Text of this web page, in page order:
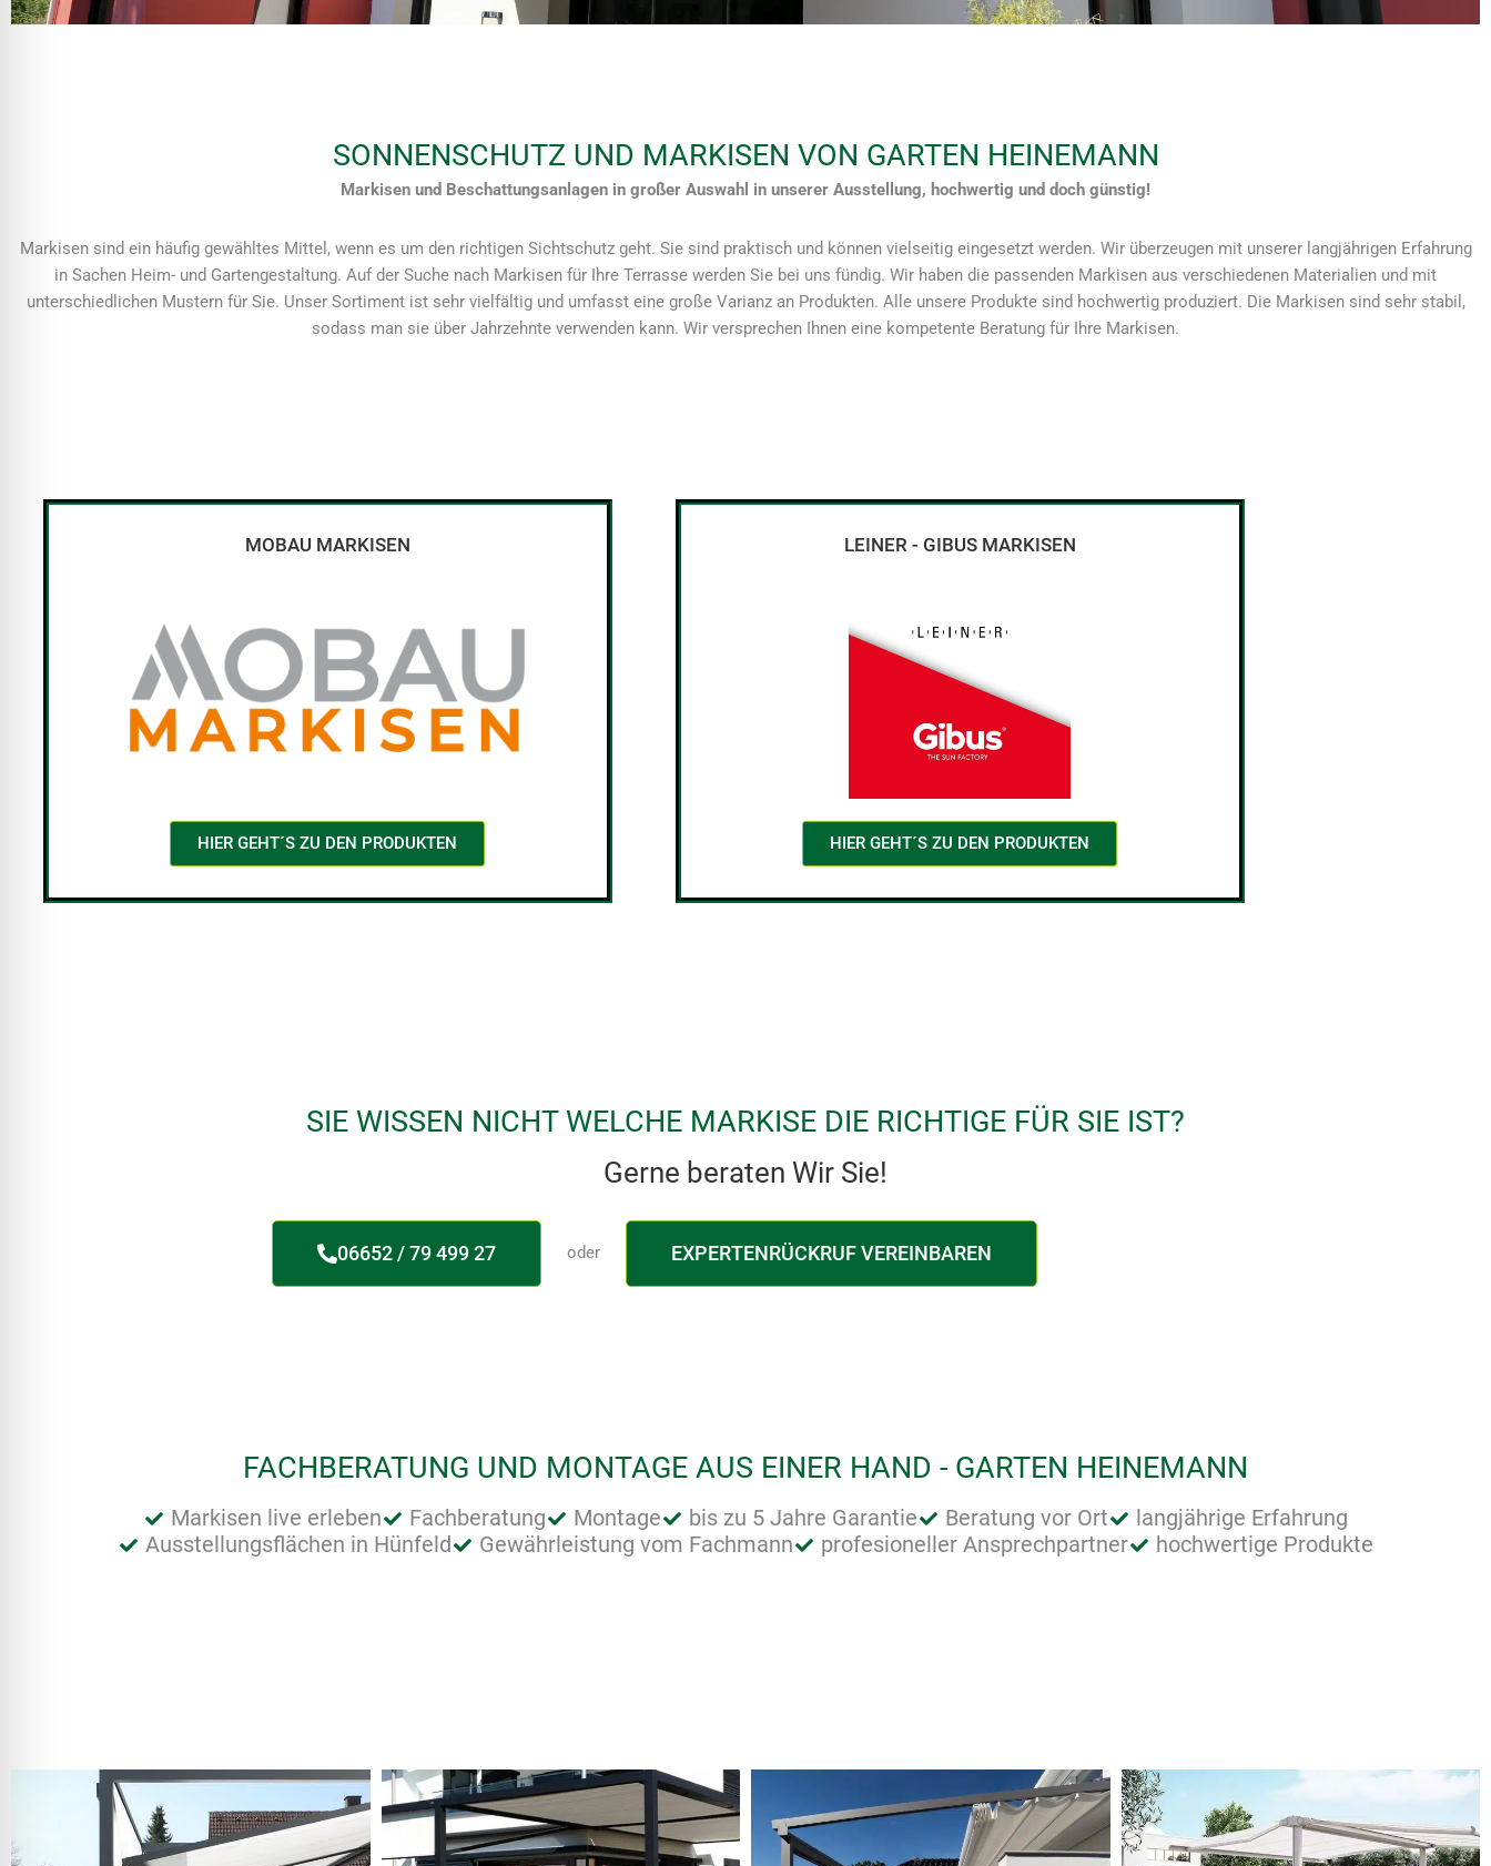
SONNENSCHUTZ UND MARKISEN VON GARTEN HEINEMANN
Markisen und Beschattungsanlagen in großer Auswahl in unserer Ausstellung, hochwertig und doch günstig!
Markisen sind ein häufig gewähltes Mittel, wenn es um den richtigen Sichtschutz geht. Sie sind praktisch und können vielseitig eingesetzt werden. Wir überzeugen mit unserer langjährigen Erfahrung
in Sachen Heim- und Gartengestaltung. Auf der Suche nach Markisen für Ihre Terrasse werden Sie bei uns fündig. Wir haben die passenden Markisen aus verschiedenen Materialien und mit
unterschiedlichen Mustern für Sie. Unser Sortiment ist sehr vielfältig und umfasst eine große Varianz an Produkten. Alle unsere Produkte sind hochwertig produziert. Die Markisen sind sehr stabil,
sodass man sie über Jahrzehnte verwenden kann. Wir versprechen Ihnen eine kompetente Beratung für Ihre Markisen.
MOBAU MARKISEN
HIER GEHT´S ZU DEN PRODUKTEN
LEINER - GIBUS MARKISEN
HIER GEHT´S ZU DEN PRODUKTEN
SIE WISSEN NICHT WELCHE MARKISE DIE RICHTIGE FÜR SIE IST?
Gerne beraten Wir Sie!
06652 / 79 499 27 oder EXPERTENRÜCKRUF VEREINBAREN
FACHBERATUNG UND MONTAGE AUS EINER HAND - GARTEN HEINEMANN
Markisen live erleben Fachberatung Montage bis zu 5 Jahre Garantie Beratung vor Ort
langjährige Erfahrung
Ausstellungsflächen in Hünfeld
Gewährleistung vom Fachmann profesioneller Ansprechpartner hochwertige Produkte